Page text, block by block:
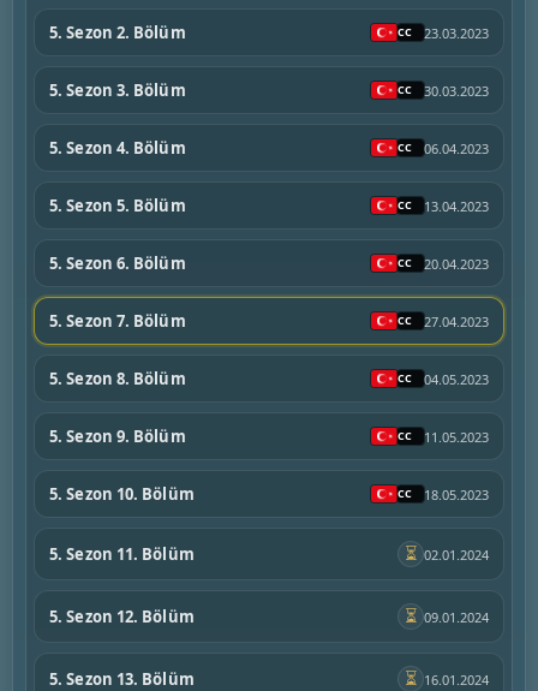
5. Sezon 2. Bölüm 23.03.2023
5. Sezon 3. Bölüm 30.03.2023
5. Sezon 4. Bölüm 06.04.2023
5. Sezon 5. Bölüm 13.04.2023
5. Sezon 6. Bölüm 20.04.2023
5. Sezon 7. Bölüm 27.04.2023
5. Sezon 8. Bölüm 04.05.2023
5. Sezon 9. Bölüm 11.05.2023
5. Sezon 10. Bölüm 18.05.2023
5. Sezon 11. Bölüm ⏳ 02.01.2024
5. Sezon 12. Bölüm ⏳ 09.01.2024
5. Sezon 13. Bölüm ⏳ 16.01.2024